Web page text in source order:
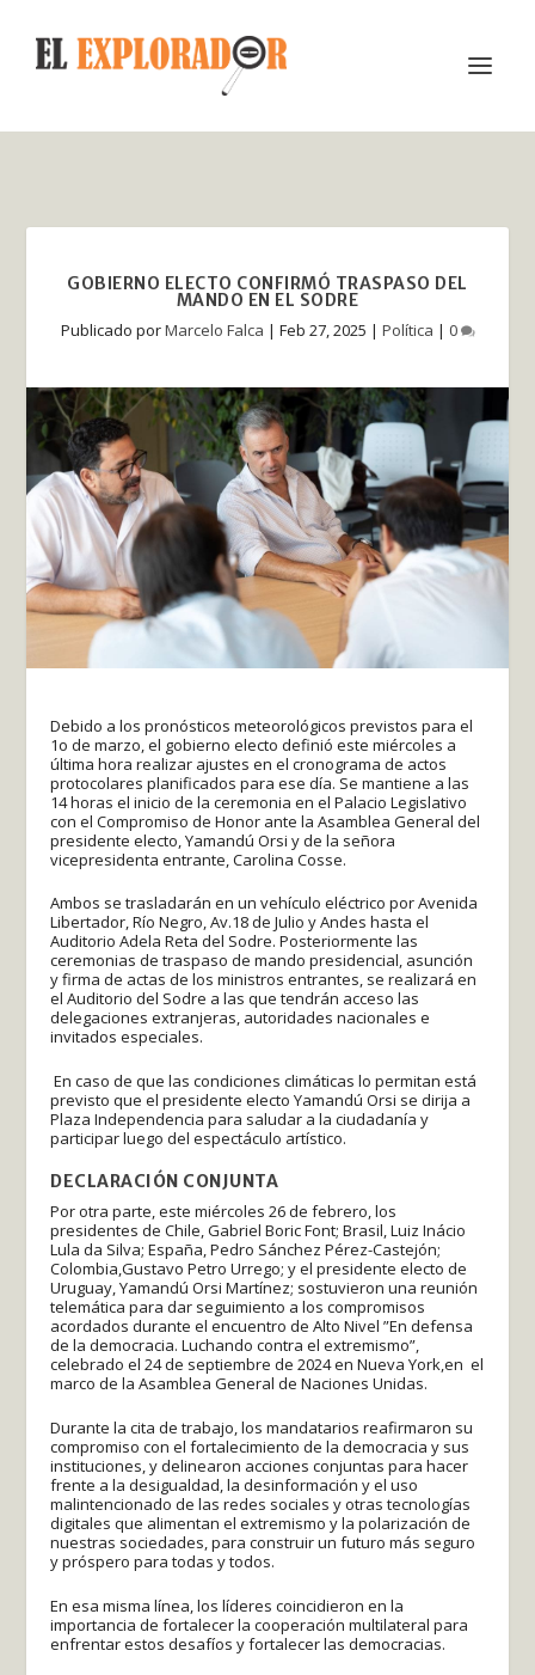
GOBIERNO ELECTO CONFIRMÓ TRASPASO DEL
MANDO EN EL SODRE
Publicado porMarcelo Falca | Feb 27, 2025 | Política | 0
Debido a los pronósticos meteorológicos previstos para el
1o de marzo, el gobierno electo definió este miércoles a
última hora realizar ajustes en el cronograma de actos
protocolares planificados para ese día. Se mantiene a las
14 horas el inicio de la ceremonia en el Palacio Legislativo
con el Compromiso de Honor ante la Asamblea General del
presidente electo, Yamandú Orsi y de la señora
vicepresidenta entrante, Carolina Cosse.
Ambos se trasladarán en un vehículo eléctrico por Avenida
Libertador, Río Negro, Av.18 de Julio y Andes hasta el
Auditorio Adela Reta del Sodre. Posteriormente las
ceremonias de traspaso de mando presidencial, asunción
y firma de actas de los ministros entrantes, se realizará en
el Auditorio del Sodre a las que tendrán acceso las
delegaciones extranjeras, autoridades nacionales e
invitados especiales.
En caso de que las condiciones climáticas lo permitan está
previsto que el presidente electo Yamandú Orsi se dirija a
Plaza Independencia para saludar a la ciudadanía y
participar luego del espectáculo artístico.
DECLARACIÓN CONJUNTA
Por otra parte, este miércoles 26 de febrero, los
presidentes de Chile, Gabriel Boric Font; Brasil, Luiz Inácio
Lula da Silva; España, Pedro Sánchez Pérez-Castejón;
Colombia,Gustavo Petro Urrego; y el presidente electo de
Uruguay, Yamandú Orsi Martínez; sostuvieron una reunión
telemática para dar seguimiento a los compromisos
acordados durante el encuentro de Alto Nivel ”En defensa
de la democracia. Luchando contra el extremismo”,
celebrado el 24 de septiembre de 2024 en Nueva York,en el
marco de la Asamblea General de Naciones Unidas.
Durante la cita de trabajo, los mandatarios reafirmaron su
compromiso con el fortalecimiento de la democracia y sus
instituciones, y delinearon acciones conjuntas para hacer
frente a la desigualdad, la desinformación y el uso
malintencionado de las redes sociales y otras tecnologías
digitales que alimentan el extremismo y la polarización de
nuestras sociedades, para construir un futuro más seguro
y próspero para todas y todos.
En esa misma línea, los líderes coincidieron en la
importancia de fortalecer la cooperación multilateral para
enfrentar estos desafíos y fortalecer las democracias.